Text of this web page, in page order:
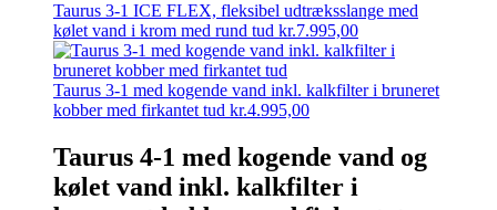
Taurus 3-1 ICE FLEX, fleksibel udtræksslange med
kølet vand i krom med rund tud kr.7.995,00
Taurus 3-1 med kogende vand inkl. kalkfilter i bruneret
kobber med firkantet tud kr.4.995,00
Taurus 4-1 med kogende vand og
kølet vand inkl. kalkfilter i